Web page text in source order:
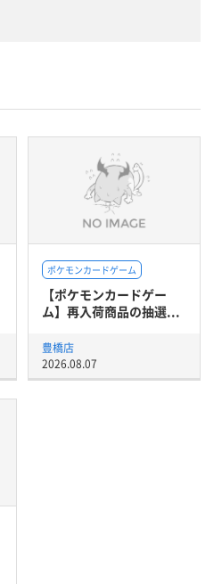
ポケモンカードゲーム
【ポケモンカードゲー
ム】再入荷商品の抽選...
豊橋店
2026.08.07